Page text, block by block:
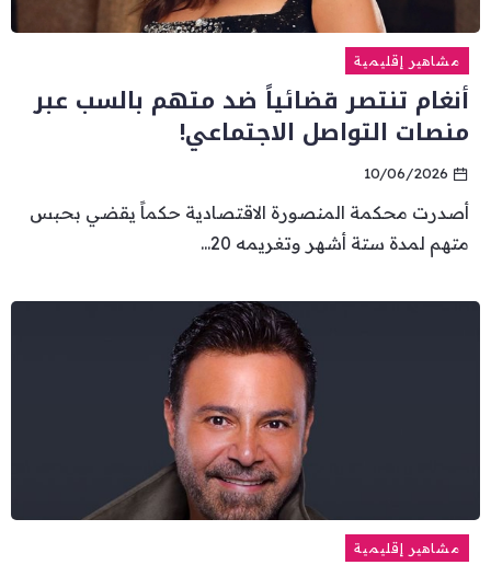
مشاهير إقليمية
أنغام تنتصر قضائياً ضد متهم بالسب عبر
منصات التواصل الاجتماعي!
10/06/2026
أصدرت محكمة المنصورة الاقتصادية حكماً يقضي بحبس
متهم لمدة ستة أشهر وتغريمه 20...
مشاهير إقليمية